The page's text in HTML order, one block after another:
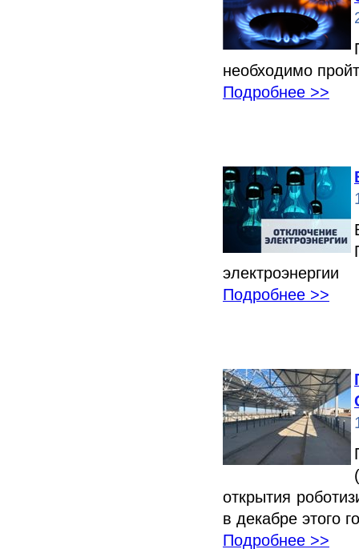
необходимо
Подробнее >>
электроэнергии
Подробнее >>
открытия
в декабре этого
Подробнее >>